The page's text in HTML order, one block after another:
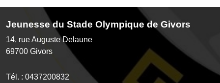
Jeunesse du Stade Olympique de Givors
14, rue Auguste Delaune
69700 Givors
Tél. : 0437200832